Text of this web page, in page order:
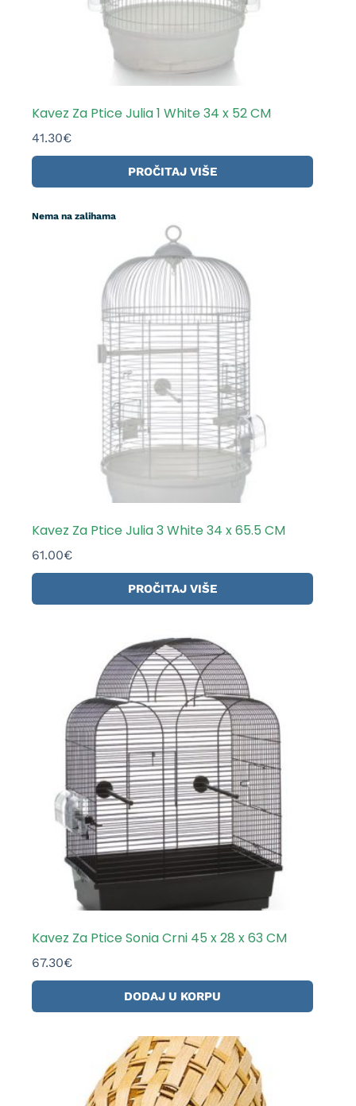
Kavez Za Ptice Julia 1 White 34 x 52 CM
41.30€
PROČITAJ VIŠE
Nema na zalihama
Kavez Za Ptice Julia 3 White 34 x 65.5 CM
61.00€
PROČITAJ VIŠE
Kavez Za Ptice Sonia Crni 45 x 28 x 63 CM
67.30€
DODAJ U KORPU